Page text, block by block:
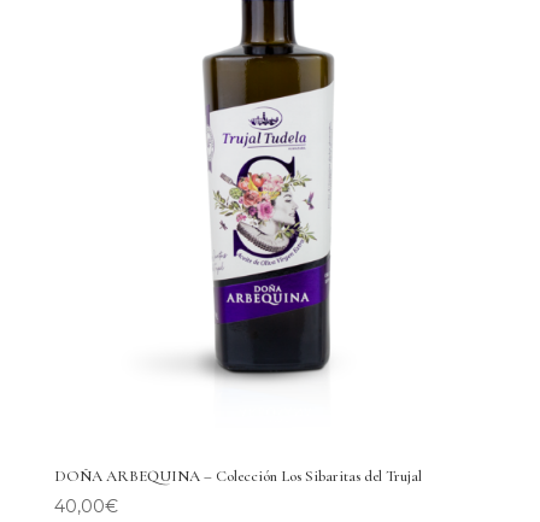
DOÑA ARBEQUINA – Colección Los Sibaritas del Trujal
40,00€